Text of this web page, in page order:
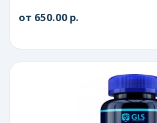
от 650.00 р.